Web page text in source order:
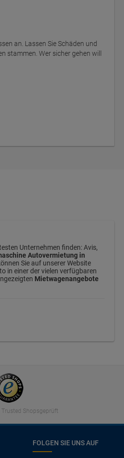
an. Lassen Sie Schäden und
stammen. Wer sicher gehen will
Unternehmen finden: Avis,
Autovermietung in
Sie auf unserer Website
in einer der vielen verfügbaren
Mietwagenangebote
Trusted Shopsgeprüft
FOLGEN SIE UNS AUF